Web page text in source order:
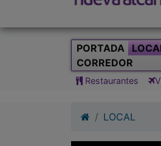
PORTADA
CORREDOR
Restaurantes
LOCAL